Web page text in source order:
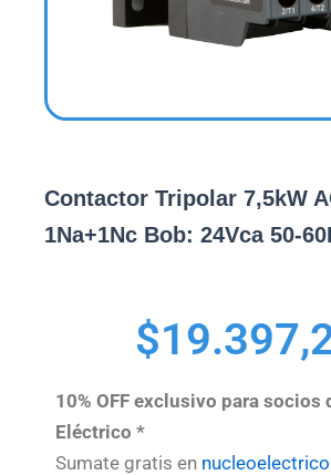
Contactor Tripolar 7,5kW
1Na+1Nc Bob: 24Vca 50-
$
10% OFF exclusivo para socios
Eléctrico *
Sumate gratis en